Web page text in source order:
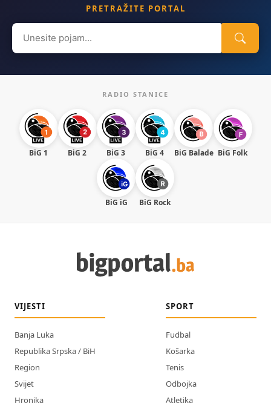
PRETRAŽITE PORTAL
Search
for:
RADIO STANICE
BiG 1 BiG 2 BiG 3 BiG 4 BiG Balade BiG Folk
BiG iG BiG Rock
VIJESTI
Banja Luka
Republika Srpska / BiH
Region
Svijet
Hronika
SPORT
Fudbal
Košarka
Tenis
Odbojka
Atletika